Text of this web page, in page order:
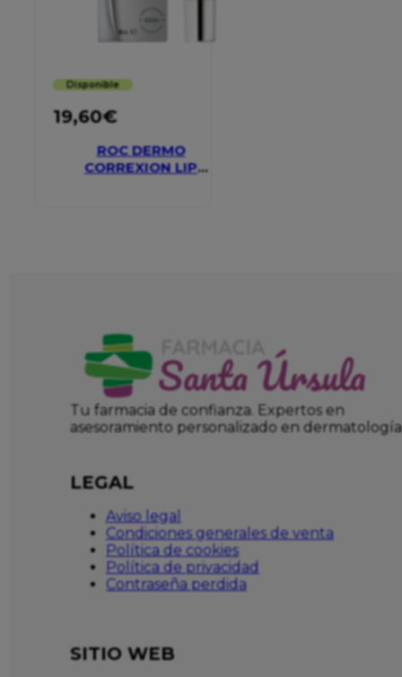
Disponible
19,60€
ROC DERMO
CORREXION LIP
Tu farmacia de confianza. Expertos en
asesoramiento personalizado en dermatología
LEGAL
Aviso legal
Condiciones generales de venta
Política de cookies
Política de privacidad
Contraseña perdida
SITIO WEB